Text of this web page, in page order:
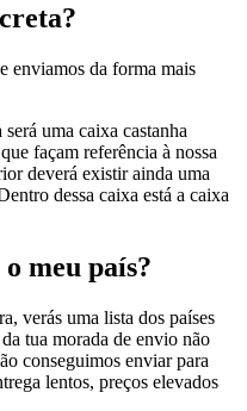
enviamos da forma mais
uma caixa castanha
façam referência à nossa
deverá existir ainda uma
dessa caixa está a caixa
meu país?
verás uma lista dos países
tua morada de envio não
conseguimos enviar para
lentos, preços elevados